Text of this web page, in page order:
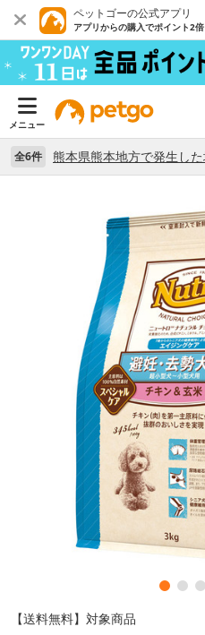
ペットゴーの公式アプリ
アプリからの購入でポイント2倍
メニュー
全6件
【送料無料】対象商品